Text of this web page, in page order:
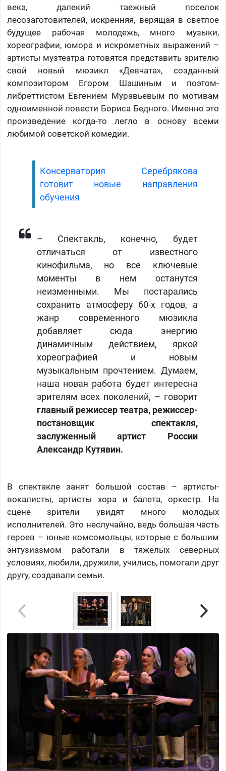
века, далекий таежный поселок
лесозаготовителей, искренняя, верящая в светлое
будущее рабочая молодежь, много музыки,
хореографии, юмора и искрометных выражений –
артисты музтеатра готовятся представить зрителю
свой новый мюзикл «Девчата», созданный
композитором Егором Шашиным и поэтом-
либреттистом Евгением Муравьевым по мотивам
одноименной повести Бориса Бедного. Именно это
произведение когда-то легло в основу всеми
любимой советской комедии.
Консерватория Серебрякова
готовит новые направления
обучения
– Спектакль, конечно, будет
отличаться от известного
кинофильма, но все ключевые
моменты в нем останутся
неизменными. Мы постарались
сохранить атмосферу 60-х годов, а
жанр современного мюзикла
добавляет сюда энергию
динамичным действием, яркой
хореографией и новым
музыкальным прочтением. Думаем,
наша новая работа будет интересна
зрителям всех поколений, – говорит
главный режиссер театра, режиссер-
постановщик спектакля,
заслуженный артист России
Александр Кутявин.
В спектакле занят большой состав – артисты-
вокалисты, артисты хора и балета, оркестр. На
сцене зрители увидят много молодых
исполнителей. Это неслучайно, ведь большая часть
героев – юные комсомольцы, которые с большим
энтузиазмом работали в тяжелых северных
условиях, любили, дружили, учились, помогали друг
другу, создавали семьи.